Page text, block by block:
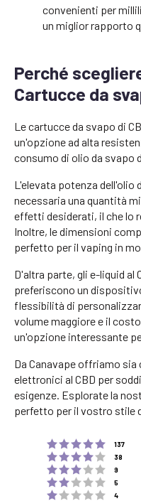
convenienti per
un miglior rapporto
Perché
Cartucce da
Le cartucce da svapo di
un'opzione ad alta
consumo di olio da svapo
L'elevata potenza dell'olio
necessaria una quantità
effetti desiderati, il che lo
Inoltre, le dimensioni
perfetto per il vaping in
D'altra parte, gli e-liquid
preferiscono un
flessibilità di
volume maggiore e il
un'opzione interessante
Da Canavape offriamo
elettronici al CBD per
esigenze. Esplorate la
perfetto per il vostro stile
137
38
9
5
4